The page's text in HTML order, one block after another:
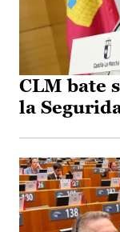
CLM bate
la